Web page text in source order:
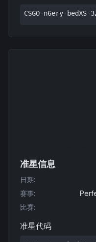
CSGO-n6ery-bedXS-
准星信息
日期:
赛事:
比赛:
准星代码